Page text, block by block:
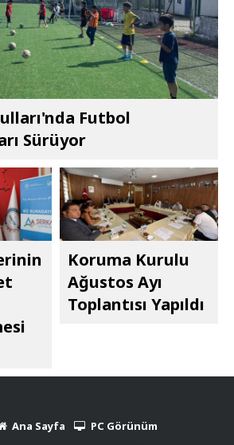
Futbol
Sürüyor
Koruma Kurulu
Ağustos Ayı
Toplantısı Yapıldı
Ana Sayfa PC Görünüm